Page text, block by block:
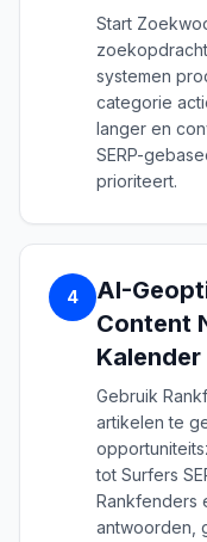
Start
systemen
categorie
langer en
SERP-
prioriteert.
4
AI-
Content
Gebruik
artikelen te
tot Surfers
Rankfenders
antwoorden,